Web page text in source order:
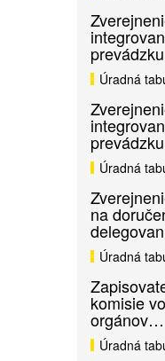
Úradná
Úradná
na
Úradná
komisie
orgánov…
Úradná